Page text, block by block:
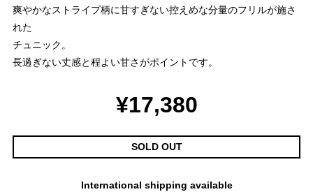
爽やかなストライプ柄に甘すぎない控えめな分量のフリルが施さ
れた
チュニック。
長過ぎない丈感と程よい甘さがポイントです。
¥17,380
SOLD OUT
International shipping available